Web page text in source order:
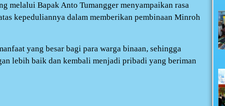
melalui Bapak Anto Tumangger menyampaikan rasa
kepeduliannya dalam memberikan pembinaan Minroh
yang besar bagi para warga binaan, sehingga
lebih baik dan kembali menjadi pribadi yang beriman